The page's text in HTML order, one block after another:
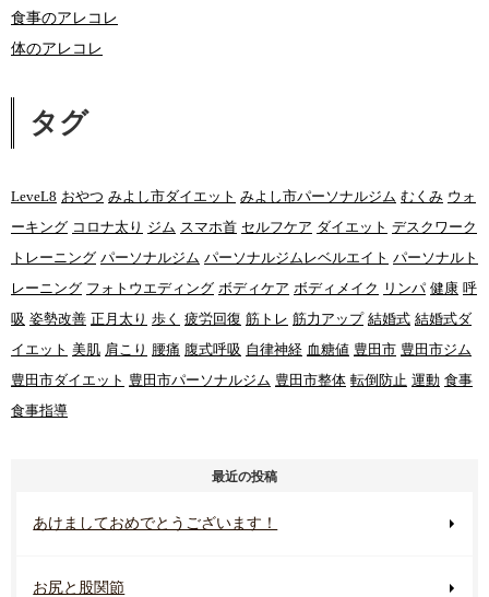
食事のアレコレ
体のアレコレ
タグ
LeveL8 おやつ みよし市ダイエット みよし市パーソナルジム むくみ ウォ
ーキング コロナ太り ジム スマホ首 セルフケア ダイエット デスクワーク
トレーニング パーソナルジム パーソナルジムレベルエイト パーソナルト
レーニング フォトウエディング ボディケア ボディメイク リンパ 健康 呼
吸 姿勢改善 正月太り 歩く 疲労回復 筋トレ 筋力アップ 結婚式 結婚式ダ
イエット 美肌 肩こり 腰痛 腹式呼吸 自律神経 血糖値 豊田市 豊田市ジム
豊田市ダイエット 豊田市パーソナルジム 豊田市整体 転倒防止 運動 食事
食事指導
最近の投稿
あけましておめでとうございます！
お尻と股関節